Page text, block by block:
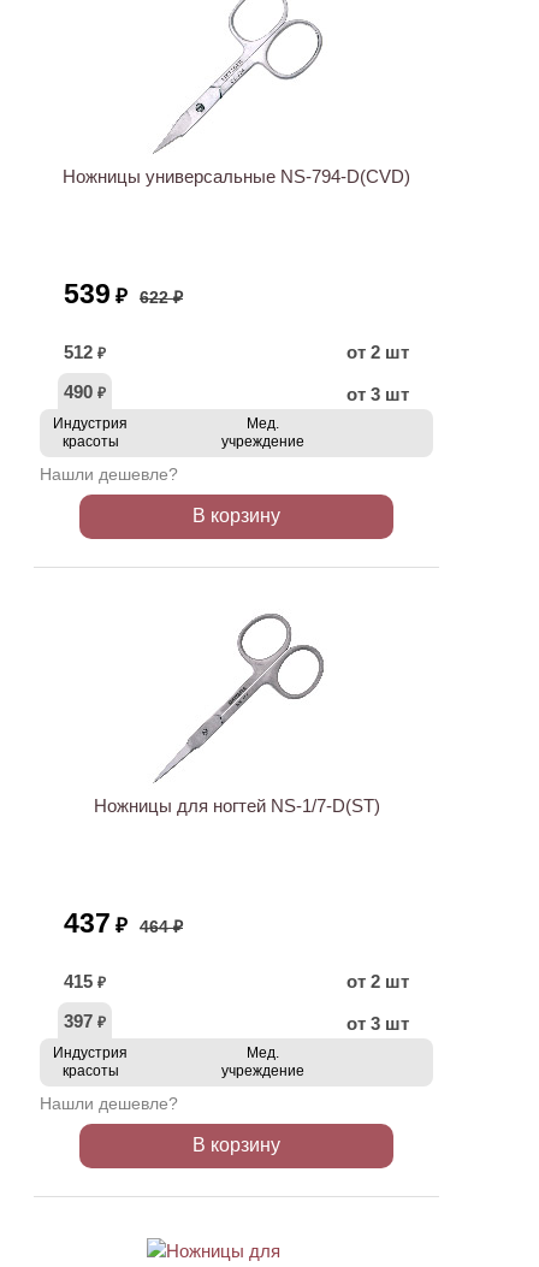
Ножницы универсальные NS-794-D(CVD)
539 ₽ 622 ₽
512 ₽
от 2 шт
490 ₽ от 3 шт
Индустрия
красоты
Мед.
учреждение
Нашли дешевле?
В корзину
Ножницы для ногтей NS-1/7-D(ST)
437 ₽ 464 ₽
415 ₽
от 2 шт
397 ₽ от 3 шт
Индустрия
красоты
Мед.
учреждение
Нашли дешевле?
В корзину